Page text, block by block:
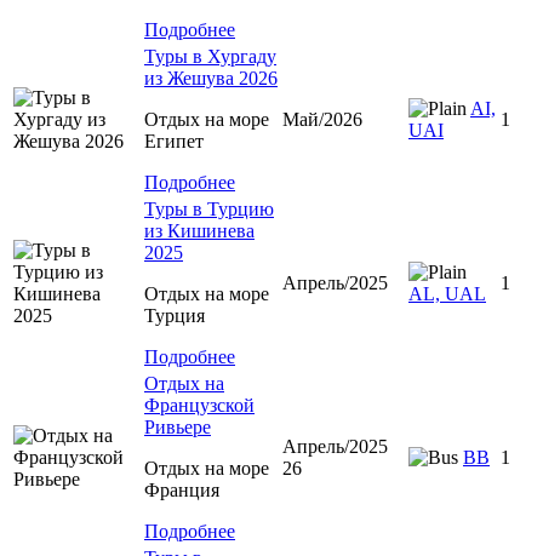
Подробнее
Туры в Хургаду
из Жешува 2026
Отдых на море
Египет
Подробнее
Май/2026
AI,
UAI
1
Туры в Турцию
из Кишинева
2025
Отдых на море
Турция
Подробнее
Апрель/2025
AL, UAL
1
Отдых на
Французской
Ривьере
Отдых на море
Франция
Подробнее
Апрель/2025
26
BB 1